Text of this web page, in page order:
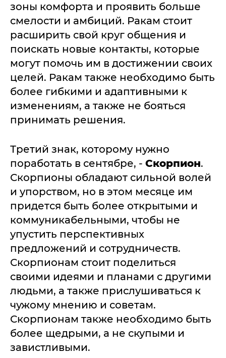
зоны комфорта и проявить больше
смелости и амбиций. Ракам стоит
расширить свой круг общения и
поискать новые контакты, которые
могут помочь им в достижении своих
целей. Ракам также необходимо быть
более гибкими и адаптивными к
изменениям, а также не бояться
принимать решения.
Третий знак, которому нужно
поработать в сентябре, - Скорпион.
Скорпионы обладают сильной волей
и упорством, но в этом месяце им
придется быть более открытыми и
коммуникабельными, чтобы не
упустить перспективных
предложений и сотрудничеств.
Скорпионам стоит поделиться
своими идеями и планами с другими
людьми, а также прислушиваться к
чужому мнению и советам.
Скорпионам также необходимо быть
более щедрыми, а не скупыми и
завистливыми.